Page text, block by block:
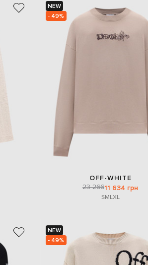
NEW
- 49%
OFF-WHITE
23 26611 634 грн
SMLXL
NEW
- 49%